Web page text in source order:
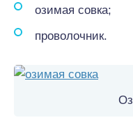
озимая совка;
проволочник.